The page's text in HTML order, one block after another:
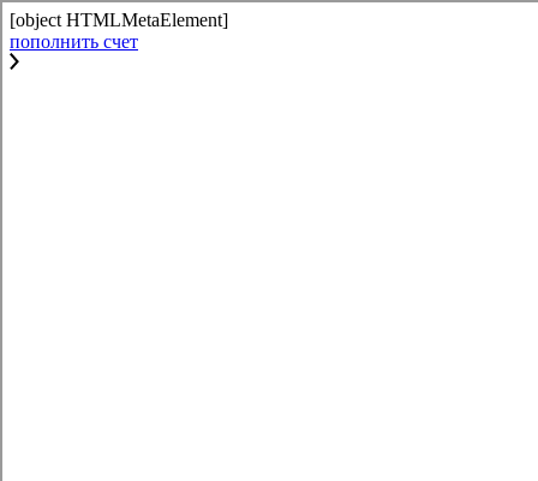
[object HTMLMetaElement]
пополнить счет